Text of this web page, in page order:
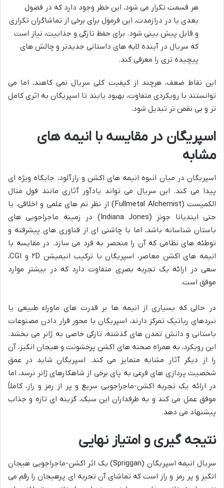
هر قسمت تکرار می شود، این خطر وجود دارد که در فصول
بعدی یا در درازمدت، این فرمول برای برخی از تماشاگران تکراری
و قابل پیش بینی شود. برای حفظ تازگی و جذابیت، نیاز است
که سریال در آینده لایه های داستانی جدیدتر و چالش های
پیچیده تری را معرفی کند.
این نقاط ضعف، هرچند از کیفیت کلی سریال نمی کاهند، اما می
توانستند با رویکردی متفاوت، بهبود یابند تا اسپریگان به اثری کامل
تر و بی نقص تر تبدیل شود.
اسپریگان در مقایسه با انیمه های
مشابه
اسپریگان در میان انبوه انیمه های اکشن و رازآلود، جایگاه ویژه ای
پیدا می کند. این سریال می تواند یادآور آثاری مانند فول متال
الکمیست (Fullmetal Alchemist) از نظر تم های علمی و اخلاقی، یا
حتی ایندیانا جونز (Indiana Jones) در زمینه ماجراجویی های
باستان شناسانه باشد، اما با چاشنی ای از فناوری های پیشرفته و
توطئه های نظامی که آن را منحصر به فرد می سازد. در مقایسه با
انیمه های اکشن معاصر، اسپریگان با ترکیب انیمیشن ۲D و CGI،
سعی در ارائه یک تجربه بصری متفاوت دارد که در بیشتر موارد
موفق است.
در حالی که بسیاری از انیمه ها بر قدرت های ماوراء طبیعی یا
نبردهای رباتیک تمرکز دارند، اسپریگان با محور قرار دادن مصنوعات
باستانی و دانش تمدن های گذشته، تازگی خاصی به ژانر می بخشد.
این رویکرد، به همراه صحنه های اکشن پرخشونت و هیجان انگیز، آن
را از دیگر آثار مشابه متمایز می کند. اسپریگان شاید در عمق
شخصیت پردازی های فرعی به پای برخی از شاهکارهای ژانر نرسد، اما
در ارائه یک تجربه اکشن-ماجراجویی سریع و پر از رمز و راز، کاملاً
موفق عمل می کند و به طرفداران این سبک، گزینه ای تازه و جذاب
پیشنهاد می دهد.
نتیجه گیری و امتیاز نهایی
سریال انیمه اسپریگان (Spriggan) یک اثر اکشن-ماجراجویی هیجان
انگیز و پر رمز و راز است که تماشای آن تجربه ای پرهیجان را رقم می